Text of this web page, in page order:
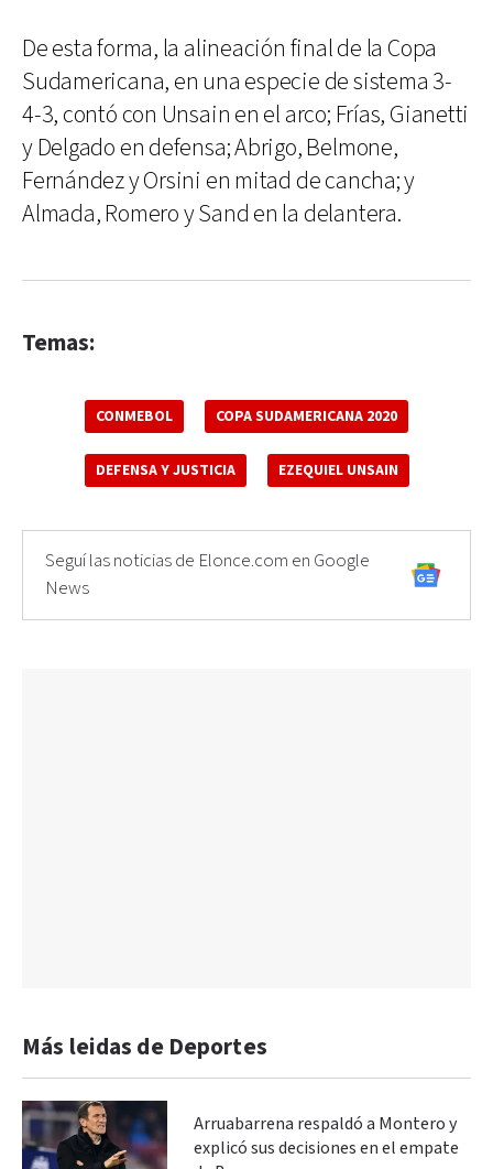
De esta forma, la alineación final de la Copa
Sudamericana, en una especie de sistema 3-
4-3, contó con Unsain en el arco; Frías, Gianetti
y Delgado en defensa; Abrigo, Belmone,
Fernández y Orsini en mitad de cancha; y
Almada, Romero y Sand en la delantera.
Temas:
CONMEBOL COPA SUDAMERICANA 2020
DEFENSA Y JUSTICIA EZEQUIEL UNSAIN
Seguí las noticias de Elonce.com en Google
News
Más leidas de Deportes
Arruabarrena respaldó a Montero y
explicó sus decisiones en el empate